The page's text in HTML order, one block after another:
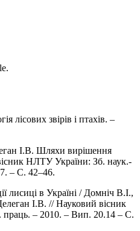
лісових звірів і птахів. –
І.В. Шляхи вирішення
НЛТУ України: Зб. наук.-
– С. 42–46.
лисиці в Україні / Домніч В.І.,
І.В. // Науковий вісник
– 2010. – Вип. 20.14 – С.